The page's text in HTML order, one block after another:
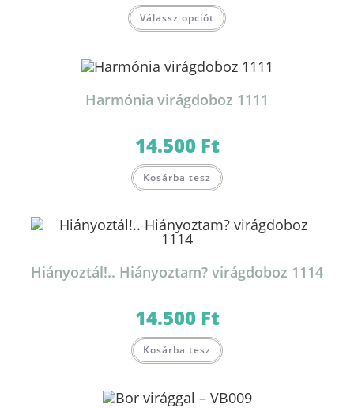
Válassz opciót
Harmónia virágdoboz 1111
14.500 Ft
Kosárba tesz
Hiányoztál!.. Hiányoztam? virágdoboz 1114
14.500 Ft
Kosárba tesz